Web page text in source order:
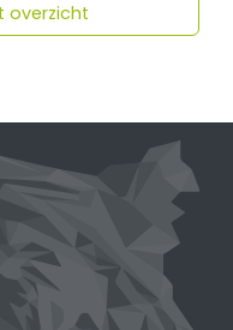
overzicht